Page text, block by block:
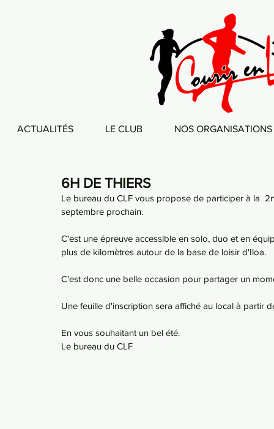
ACTUALITÉS LE CLUB NOS ORGANISATIONS
6H DE THIERS
Le bureau du CLF vous propose de participer à la
septembre prochain.
C'est une épreuve accessible en solo, duo et en
plus de kilomètres autour de la base de loisir d'Iloa.
C'est donc une belle occasion pour partager un
Une feuille d'inscription sera affiché au local à partir
En vous souhaitant un bel été.
Le bureau du CLF